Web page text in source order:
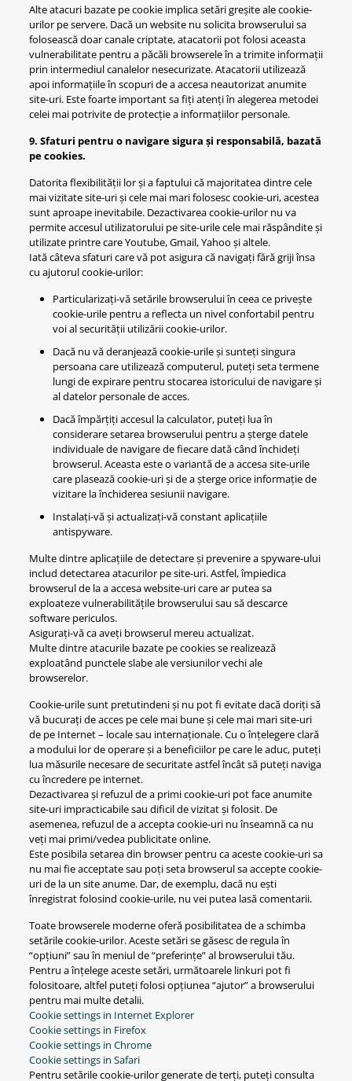
Alte atacuri bazate pe cookie implica setări greșite ale cookie-
urilor pe servere. Dacă un website nu solicita browserului sa
folosească doar canale criptate, atacatorii pot folosi aceasta
vulnerabilitate pentru a păcăli browserele în a trimite informații
prin intermediul canalelor nesecurizate. Atacatorii utilizează
apoi informațiile în scopuri de a accesa neautorizat anumite
site-uri. Este foarte important sa fiți atenți în alegerea metodei
celei mai potrivite de protecție a informațiilor personale.
9. Sfaturi pentru o navigare sigura și responsabilă, bazată
pe cookies.
Datorita flexibilității lor și a faptului că majoritatea dintre cele
mai vizitate site-uri și cele mai mari folosesc cookie-uri, acestea
sunt aproape inevitabile. Dezactivarea cookie-urilor nu va
permite accesul utilizatorului pe site-urile cele mai răspândite și
utilizate printre care Youtube, Gmail, Yahoo și altele.
Iată câteva sfaturi care vă pot asigura că navigați fără griji însa
cu ajutorul cookie-urilor:
Particularizați-vă setările browserului în ceea ce privește
cookie-urile pentru a reflecta un nivel confortabil pentru
voi al securității utilizării cookie-urilor.
Dacă nu vă deranjează cookie-urile și sunteți singura
persoana care utilizează computerul, puteți seta termene
lungi de expirare pentru stocarea istoricului de navigare și
al datelor personale de acces.
Dacă împărțiți accesul la calculator, puteți lua în
considerare setarea browserului pentru a șterge datele
individuale de navigare de fiecare dată când închideți
browserul. Aceasta este o variantă de a accesa site-urile
care plasează cookie-uri și de a șterge orice informație de
vizitare la închiderea sesiunii navigare.
Instalați-vă și actualizați-vă constant aplicațiile
antispyware.
Multe dintre aplicațiile de detectare și prevenire a spyware-ului
includ detectarea atacurilor pe site-uri. Astfel, împiedica
browserul de la a accesa website-uri care ar putea sa
exploateze vulnerabilitățile browserului sau să descarce
software periculos.
Asigurați-vă ca aveți browserul mereu actualizat.
Multe dintre atacurile bazate pe cookies se realizează
exploatând punctele slabe ale versiunilor vechi ale
browserelor.
Cookie-urile sunt pretutindeni și nu pot fi evitate dacă doriți să
vă bucurați de acces pe cele mai bune și cele mai mari site-uri
de pe Internet – locale sau internaționale. Cu o înțelegere clară
a modului lor de operare și a beneficiilor pe care le aduc, puteți
lua măsurile necesare de securitate astfel încât să puteți naviga
cu încredere pe internet.
Dezactivarea și refuzul de a primi cookie-uri pot face anumite
site-uri impracticabile sau dificil de vizitat și folosit. De
asemenea, refuzul de a accepta cookie-uri nu înseamnă ca nu
veți mai primi/vedea publicitate online.
Este posibila setarea din browser pentru ca aceste cookie-uri sa
nu mai fie acceptate sau poți seta browserul sa accepte cookie-
uri de la un site anume. Dar, de exemplu, dacă nu ești
înregistrat folosind cookie-urile, nu vei putea lasă comentarii.
Toate browserele moderne oferă posibilitatea de a schimba
setările cookie-urilor. Aceste setări se găsesc de regula în
“opțiuni” sau în meniul de “preferințe” al browserului tău.
Pentru a înțelege aceste setări, următoarele linkuri pot fi
folositoare, altfel puteți folosi opțiunea “ajutor” a browserului
pentru mai multe detalii.
Cookie settings in Internet Explorer
Cookie settings in Firefox
Cookie settings in Chrome
Cookie settings in Safari
Pentru setările cookie-urilor generate de terți, puteți consulta